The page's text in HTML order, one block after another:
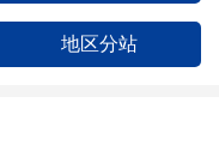
地区分站